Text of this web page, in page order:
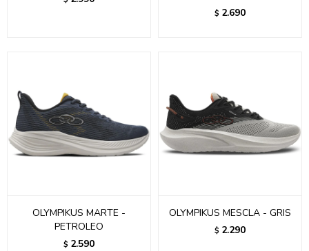
$ 2.690
OLYMPIKUS MARTE -
PETROLEO
$ 2.590
OLYMPIKUS MESCLA - GRIS
$ 2.290